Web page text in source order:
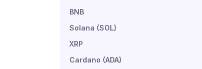
BNB
Solana (SOL)
XRP
Cardano (ADA)